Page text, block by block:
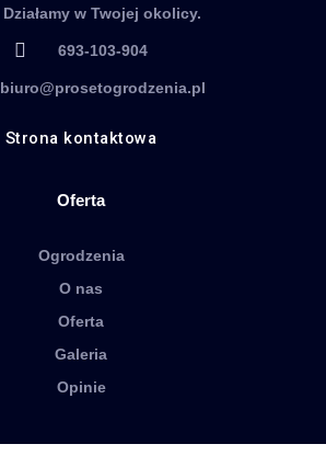
Działamy w Twojej okolicy.
693-103-904
biuro@prosetogrodzenia.pl
Strona kontaktowa
Oferta
Ogrodzenia
O nas
Oferta
Galeria
Opinie